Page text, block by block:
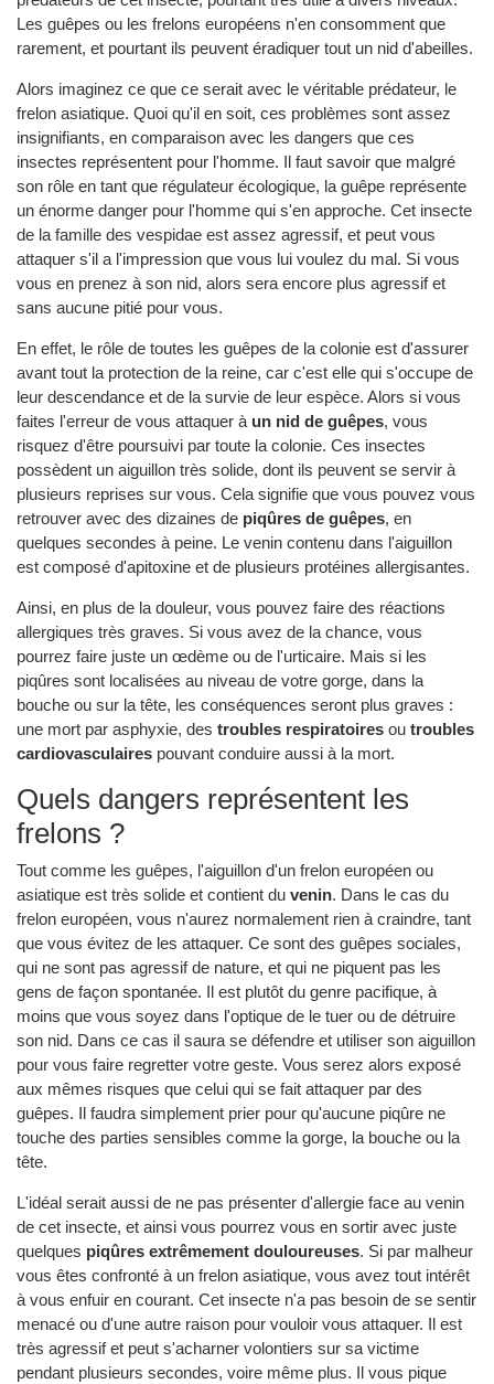
Les guêpes ou les frelons européens n'en consomment que
rarement, et pourtant ils peuvent éradiquer tout un nid d'abeilles.
Alors imaginez ce que ce serait avec le véritable prédateur, le
frelon asiatique. Quoi qu'il en soit, ces problèmes sont assez
insignifiants, en comparaison avec les dangers que ces
insectes représentent pour l'homme. Il faut savoir que malgré
son rôle en tant que régulateur écologique, la guêpe représente
un énorme danger pour l'homme qui s'en approche. Cet insecte
de la famille des vespidae est assez agressif, et peut vous
attaquer s'il a l'impression que vous lui voulez du mal. Si vous
vous en prenez à son nid, alors sera encore plus agressif et
sans aucune pitié pour vous.
En effet, le rôle de toutes les guêpes de la colonie est d'assurer
avant tout la protection de la reine, car c'est elle qui s'occupe de
leur descendance et de la survie de leur espèce. Alors si vous
faites l'erreur de vous attaquer à un nid de guêpes, vous
risquez d'être poursuivi par toute la colonie. Ces insectes
possèdent un aiguillon très solide, dont ils peuvent se servir à
plusieurs reprises sur vous. Cela signifie que vous pouvez vous
retrouver avec des dizaines de piqûres de guêpes, en
quelques secondes à peine. Le venin contenu dans l'aiguillon
est composé d'apitoxine et de plusieurs protéines allergisantes.
Ainsi, en plus de la douleur, vous pouvez faire des réactions
allergiques très graves. Si vous avez de la chance, vous
pourrez faire juste un œdème ou de l'urticaire. Mais si les
piqûres sont localisées au niveau de votre gorge, dans la
bouche ou sur la tête, les conséquences seront plus graves :
une mort par asphyxie, des troubles respiratoires ou troubles
cardiovasculaires pouvant conduire aussi à la mort.
Quels dangers représentent les
frelons ?
Tout comme les guêpes, l'aiguillon d'un frelon européen ou
asiatique est très solide et contient du venin. Dans le cas du
frelon européen, vous n'aurez normalement rien à craindre, tant
que vous évitez de les attaquer. Ce sont des guêpes sociales,
qui ne sont pas agressif de nature, et qui ne piquent pas les
gens de façon spontanée. Il est plutôt du genre pacifique, à
moins que vous soyez dans l'optique de le tuer ou de détruire
son nid. Dans ce cas il saura se défendre et utiliser son aiguillon
pour vous faire regretter votre geste. Vous serez alors exposé
aux mêmes risques que celui qui se fait attaquer par des
guêpes. Il faudra simplement prier pour qu'aucune piqûre ne
touche des parties sensibles comme la gorge, la bouche ou la
tête.
L'idéal serait aussi de ne pas présenter d'allergie face au venin
de cet insecte, et ainsi vous pourrez vous en sortir avec juste
quelques piqûres extrêmement douloureuses. Si par malheur
vous êtes confronté à un frelon asiatique, vous avez tout intérêt
à vous enfuir en courant. Cet insecte n'a pas besoin de se sentir
menacé ou d'une autre raison pour vouloir vous attaquer. Il est
très agressif et peut s'acharner volontiers sur sa victime
pendant plusieurs secondes, voire même plus. Il vous pique